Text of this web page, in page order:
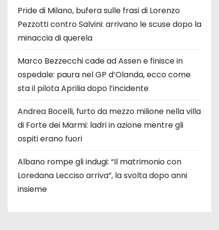
Pride di Milano, bufera sulle frasi di Lorenzo
Pezzotti contro Salvini: arrivano le scuse dopo la
minaccia di querela
Marco Bezzecchi cade ad Assen e finisce in
ospedale: paura nel GP d’Olanda, ecco come
sta il pilota Aprilia dopo l’incidente
Andrea Bocelli, furto da mezzo milione nella villa
di Forte dei Marmi: ladri in azione mentre gli
ospiti erano fuori
Albano rompe gli indugi: “Il matrimonio con
Loredana Lecciso arriva”, la svolta dopo anni
insieme